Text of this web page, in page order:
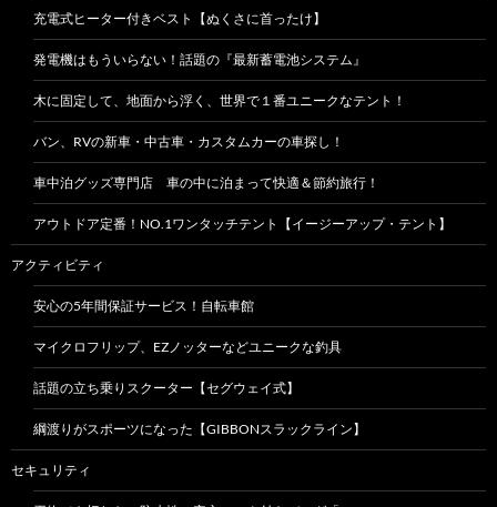
充電式ヒーター付きベスト【ぬくさに首ったけ】
発電機はもういらない！話題の『最新蓄電池システム』
木に固定して、地面から浮く、世界で１番ユニークなテント！
バン、RVの新車・中古車・カスタムカーの車探し！
車中泊グッズ専門店 車の中に泊まって快適＆節約旅行！
アウトドア定番！NO.1ワンタッチテント【イージーアップ・テント】
アクティビティ
安心の5年間保証サービス！自転車館
マイクロフリップ、EZノッターなどユニークな釣具
話題の立ち乗りスクーター【セグウェイ式】
綱渡りがスポーツになった【GIBBONスラックライン】
セキュリティ